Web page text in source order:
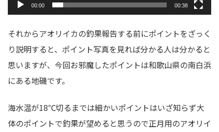
00:00 00:38
それからアオリイカの釣果報告する前にポイントをざっく
り説明すると、ポイント写真を見れば分かる人は分かると
思いますが、今回お邪魔したポイントは和歌山県の南白浜
にある地磯です。
海水温が18℃切るまでは細かいポイントはいざ知らず大
体のポイントで釣果が望めると思うので正月用のアオリイ